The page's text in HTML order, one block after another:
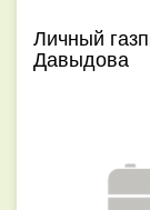
Личный
Давыдова